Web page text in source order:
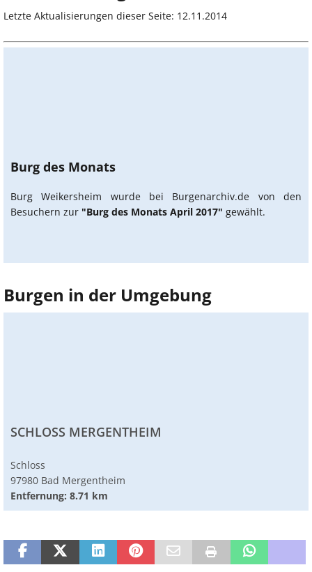
Letzte Aktualisierungen dieser Seite: 12.11.2014
Burg des Monats
Burg Weikersheim wurde bei Burgenarchiv.de von den
Besuchern zur "Burg des Monats April 2017" gewählt.
Burgen in der Umgebung
SCHLOSS MERGENTHEIM
Schloss
97980 Bad Mergentheim
Entfernung: 8.71 km